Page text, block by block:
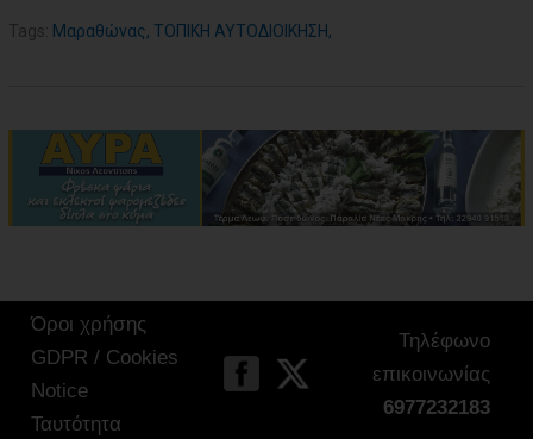
Tags: Μαραθώνας, ΤΟΠΙΚΗ ΑΥΤΟΔΙΟΙΚΗΣΗ,
Όροι χρήσης
GDPR / Cookies
Notice
Ταυτότητα
Τηλέφωνο
επικοινωνίας
6977232183